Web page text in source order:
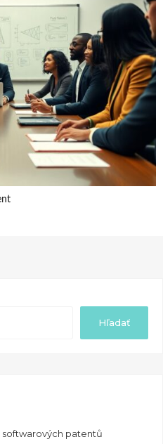
Hľadať
softwarových patentů